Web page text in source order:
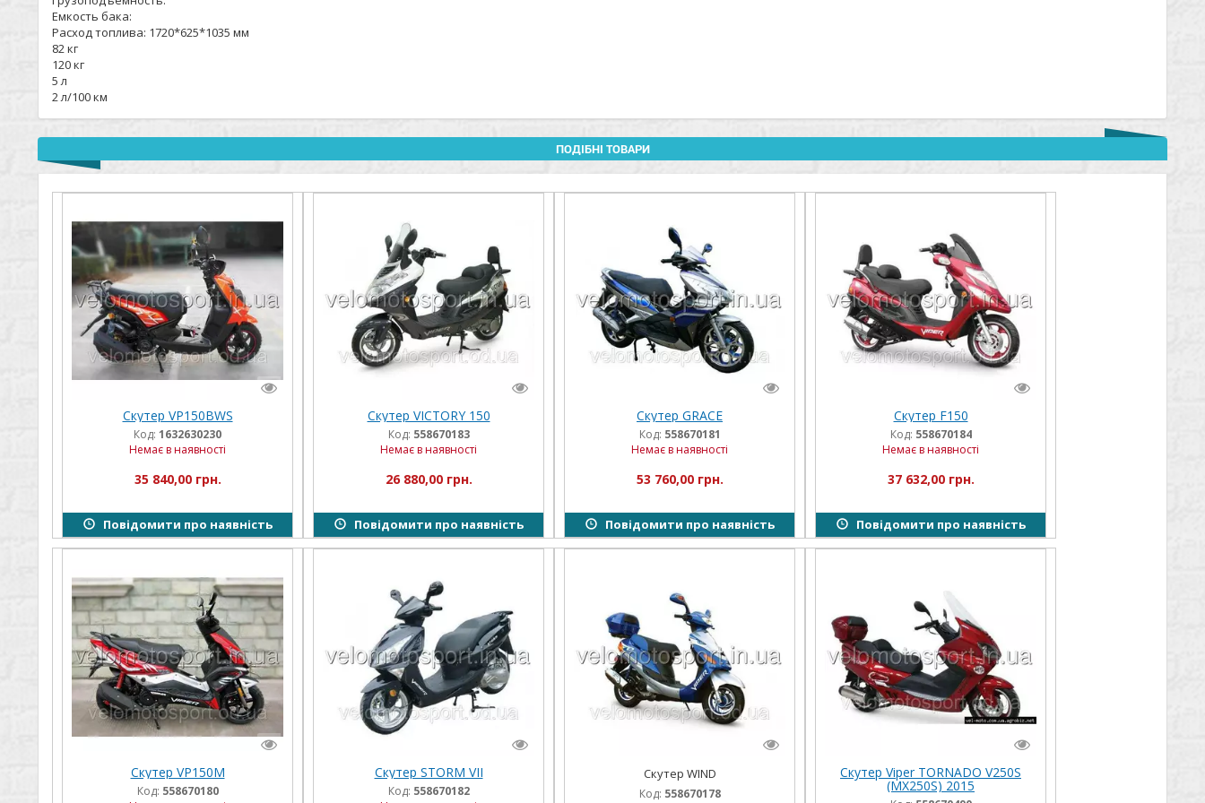
Емкость бака:
Расход топлива: 1720*625*1035 мм
82 кг
120 кг
5 л
2 л/100 км
ПОДІБНІ ТОВАРИ
Скутер VP150BWS
Код: 1632630230
Немає в наявності
35 840,00 грн.
Повідомити про наявність
Скутер VICTORY 150
Код: 558670183
Немає в наявності
26 880,00 грн.
Повідомити про наявність
Скутер GRACE
Код: 558670181
Немає в наявності
53 760,00 грн.
Повідомити про наявність
Скутер F150
Код: 558670184
Немає в наявності
37 632,00 грн.
Повідомити про наявність
Скутер VP150M
Код: 558670180
Скутер STORM VII
Код: 558670182
Скутер WIND
Код: 558670178
Скутер Viper TORNADO V250S
(MX250S) 2015